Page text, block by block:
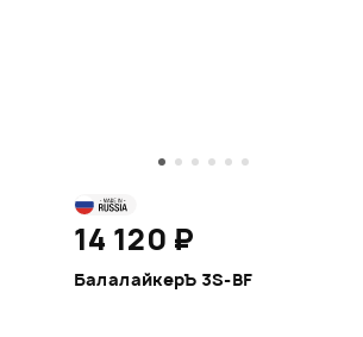
14 120 ₽
БалалайкерЪ 3S-BF